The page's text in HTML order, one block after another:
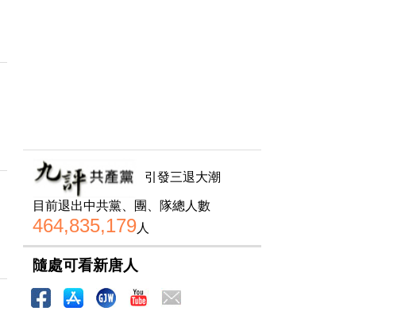
引發三退大潮
目前退出中共黨、團、隊總人數
464,835,179人
隨處可看新唐人